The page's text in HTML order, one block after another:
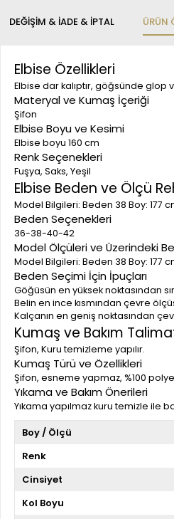
ÜRÜN
DEĞIŞIM & İADE & İPTAL
Elbise Özellikleri
Elbise dar kalıptır, göğsünde glop
Materyal ve Kumaş İçeriği
Şifon
Elbise Boyu ve Kesimi
Elbise boyu 160 cm
Renk Seçenekleri
Fuşya, Saks, Yeşil
Elbise Beden ve Ölçü
Model Bilgileri: Beden 38 Boy: 177
Beden Seçenekleri
36-38-40-42
Model Ölçüleri ve Üzerindeki
Model Bilgileri: Beden 38 Boy: 177
Beden Seçimi İçin İpuçları
Göğüsün en yüksek noktasından
Belin en ince kısmından çevre
Kalçanın en geniş noktasından
Kumaş ve Bakım
Şifon, Kuru temizleme yapılır.
Kumaş Türü ve Özellikleri
Şifon, esneme yapmaz, %100
Yıkama ve Bakım Önerileri
Yıkama yapılmaz kuru temizle ile
Boy / Ölçü
Renk
Cinsiyet
Kol Boyu